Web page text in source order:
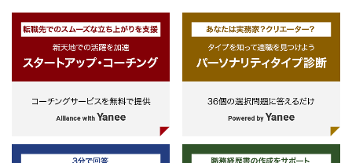
があればプラス評価
・顧客向けコンサルティング業務経
・新規事業開発や新規営業開拓の意
欲のある方